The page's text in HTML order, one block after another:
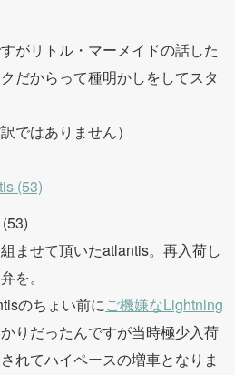
がリトル・マーメイドの話した
だからって種明かしをしてスタ
ではありません）
ませて頂いたatlantis。再入荷し
を。
のちょい前にご機嫌なLightning
りだったんですが当時極少入荷
れてハイペースの増車となりま